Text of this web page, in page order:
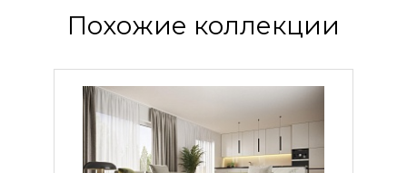
Похожие коллекции